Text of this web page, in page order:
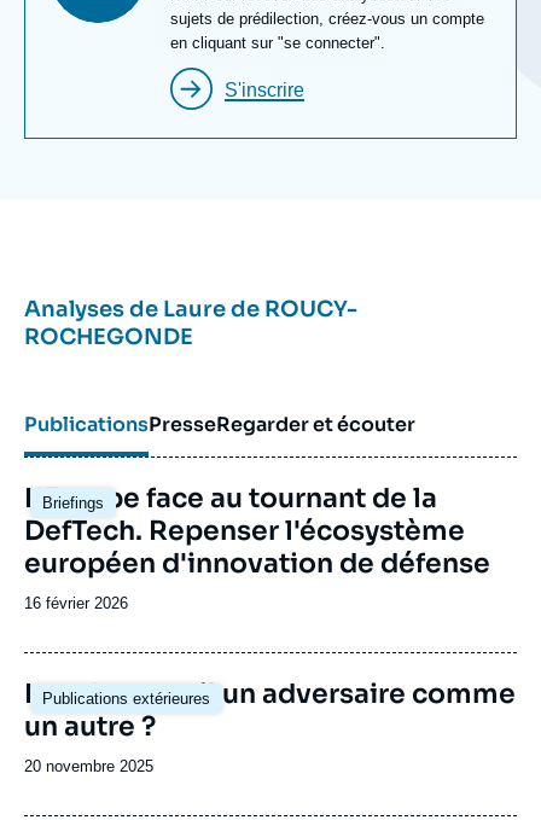
sujets de prédilection, créez-vous un compte
en cliquant sur "se connecter".
S'inscrire
Analyses de Laure de ROUCY-
ROCHEGONDE
PublicationsPresseRegarder et écouter
Briefings
Image
principale
L'Europe face au tournant de la
DefTech. Repenser l'écosystème
européen d'innovation de défense
Date
publication
16 février 2026
Publications extérieures
Image
principale
Le robot est-il un adversaire comme
un autre ?
Date
publication
20 novembre 2025